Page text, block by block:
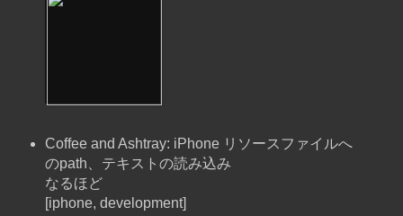
Coffee and Ashtray: iPhone リソースファイルへ
のpath、テキストの読み込み
なるほど
[iphone, development]